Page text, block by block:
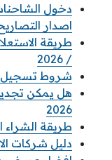
اصدار
/ 2026
شروط تسجيل
هل يمكن
2026
طريقة الشراء
دليل شركات